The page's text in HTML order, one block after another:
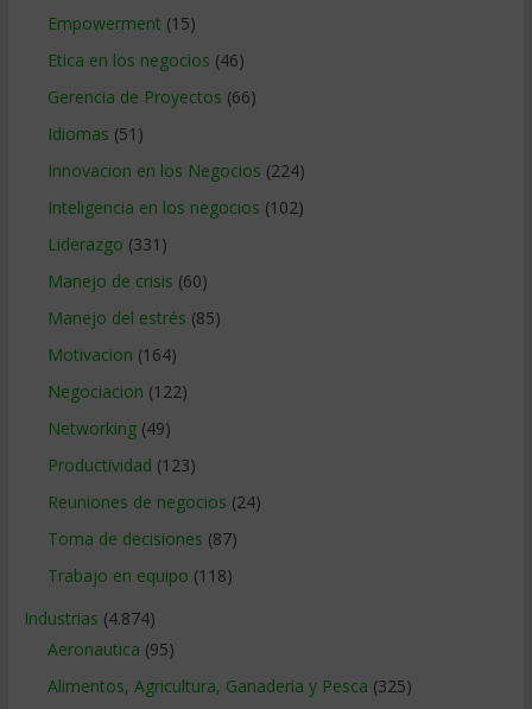
Empowerment (15)
Etica en los negocios (46)
Gerencia de Proyectos (66)
Idiomas (51)
Innovacion en los Negocios (224)
Inteligencia en los negocios (102)
Liderazgo (331)
Manejo de crisis (60)
Manejo del estrés (85)
Motivacion (164)
Negociacion (122)
Networking(49)
Productividad (123)
Reuniones de negocios (24)
Toma de decisiones (87)
Trabajo en equipo (118)
Industrias (4.874)
Aeronautica (95)
Alimentos, Agricultura, Ganaderia y Pesca (325)